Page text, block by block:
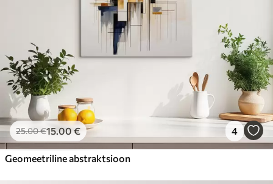
25.00€15.00 € 4
Geomeetriline abstraktsioon